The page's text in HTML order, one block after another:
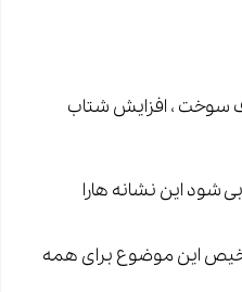
سوخت ، افزایش شتاب
شود این نشانه هارا
این موضوع برای همه